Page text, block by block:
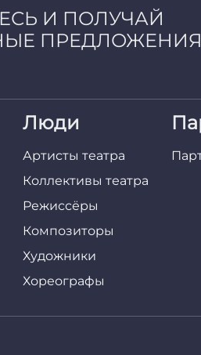
И ПОЛУЧАЙ
Люди
Артисты театра
Коллективы театра
Режиссёры
Композиторы
Художники
Хореографы